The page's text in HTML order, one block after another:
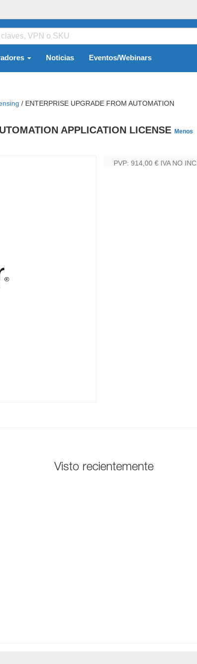
Noticias Eventos/Webinars
/ ENTERPRISE UPGRADE FROM AUTOMATION
APPLICATION LICENSE Menos
PVP: 914,00 € IVA NO INC.
Visto recientemente